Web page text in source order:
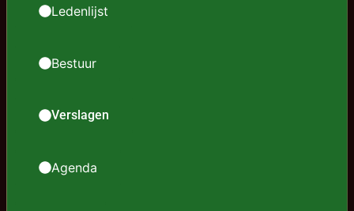
Ledenlijst
Bestuur
Verslagen
Agenda